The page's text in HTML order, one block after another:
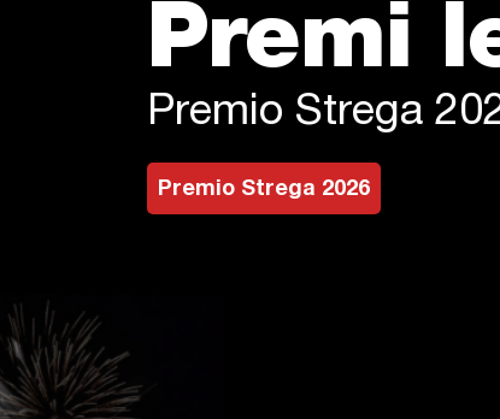
Premi
Premio Strega
Premio Strega 2026